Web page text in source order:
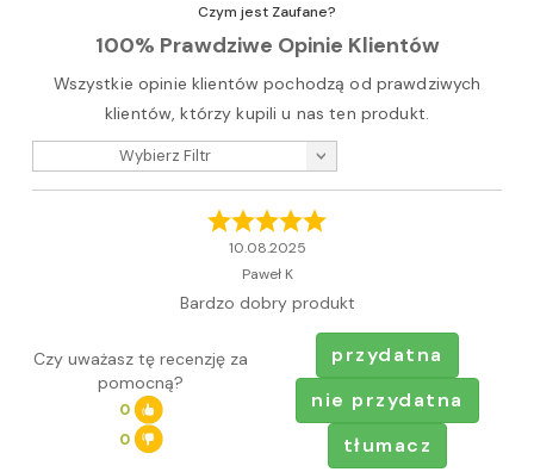
Czym jest Zaufane?
100% Prawdziwe Opinie Klientów
Wszystkie opinie klientów pochodzą od prawdziwych
klientów, którzy kupili u nas ten produkt.
Wybierz Filtr
10.08.2025
Paweł K
Bardzo dobry produkt
Czy uważasz tę recenzję za
pomocną?
0
0
przydatna
nie przydatna
tłumacz